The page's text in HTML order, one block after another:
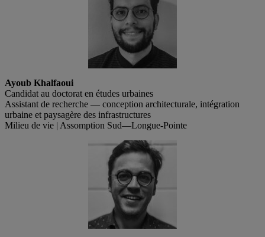
Ayoub Khalfaoui
Candidat au doctorat en études urbaines
Assistant de recherche — conception architecturale, intégration
urbaine et paysagère des infrastructures
Milieu de vie | Assomption Sud—Longue-Pointe